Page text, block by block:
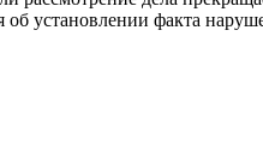
установлении факта